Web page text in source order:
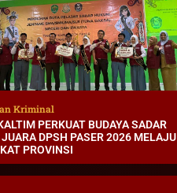
Kriminal
PERKUAT BUDAYA SADAR
DPSH PASER 2026 MELAJU
PROVINSI